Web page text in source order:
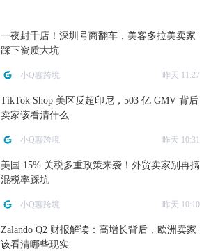
一夜封千店！深圳号商翻车，美客多拉美卖家
踩下资质大坑
小Q聊跨境 昨天 11:27
TikTok Shop 美区反超印尼，503 亿 GMV 背后
卖家该看清什么
小Q聊跨境 昨天 10:31
美国 15% 关税多重政策来袭！外贸卖家别再搞
混税率踩坑
小Q聊跨境 昨天 10:10
Zalando Q2 财报解读：高增长背后，欧洲卖家
该看清哪些现实